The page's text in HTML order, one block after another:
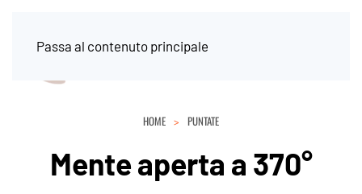
Passa al contenuto principale
HOME PUNTATE
Mente aperta a 370°